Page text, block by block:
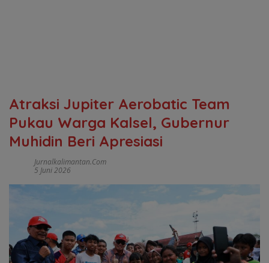
Atraksi Jupiter Aerobatic Team
Pukau Warga Kalsel, Gubernur
Muhidin Beri Apresiasi
Jurnalkalimantan.com
5 Juni 2026